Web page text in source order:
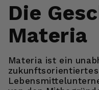
Die
Materia
Materia ist ein
zukunftsorientiertes